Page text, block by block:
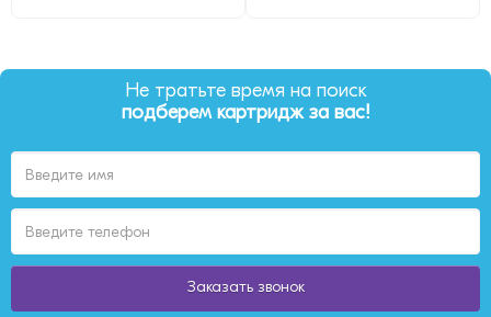
Не тратьте время на поиск
подберем картридж за вас!
Заказать звонок